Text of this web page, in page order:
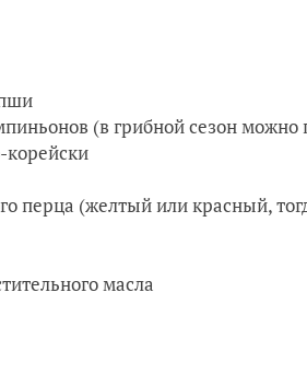
(в грибной сезон
корейски
перца (желтый или красный,
масла